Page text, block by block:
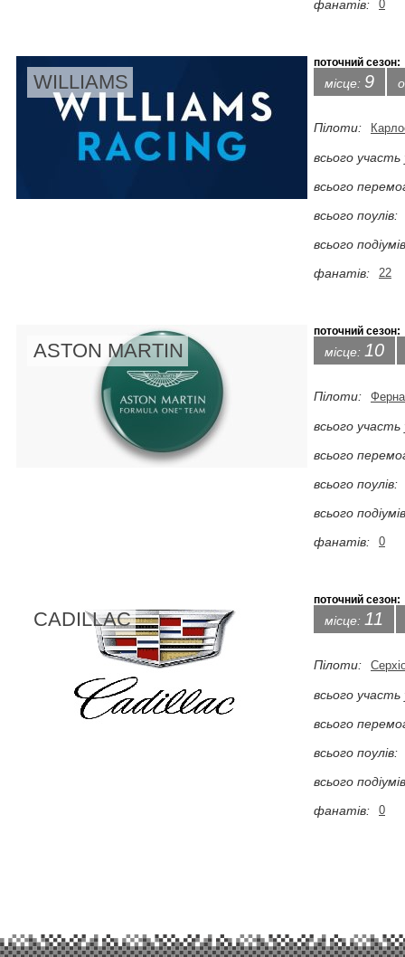
фанатів: 0
WILLIAMS
поточний сезон:
місце: 9
Пілоти:
всього участь
всього
всього поулів:
всього
фанатів:
22
ASTON MARTIN
поточний сезон:
місце: 10
Пілоти:
всього участь
всього
всього поулів:
всього
фанатів:
0
CADILLAC
поточний сезон:
місце: 11
Пілоти:
всього участь
всього
всього поулів:
всього
фанатів:
0